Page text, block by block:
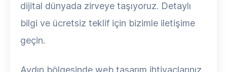
dijital dünyada zirveye taşıyoruz. Detaylı
bilgi ve ücretsiz teklif için bizimle iletişime
geçin.
Aydın bölgesinde web tasarım ihtiyaçlarınız